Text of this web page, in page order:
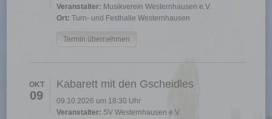
Veranstalter: Musikverein Westernhausen e.V.
Ort: Turn- und Festhalle Westernhausen
Termin übernehmen
OKT
09
Kabarett mit den Gscheidles
09.10.2026 um 18:30 Uhr
Veranstalter: SV Westernhausen e.V.